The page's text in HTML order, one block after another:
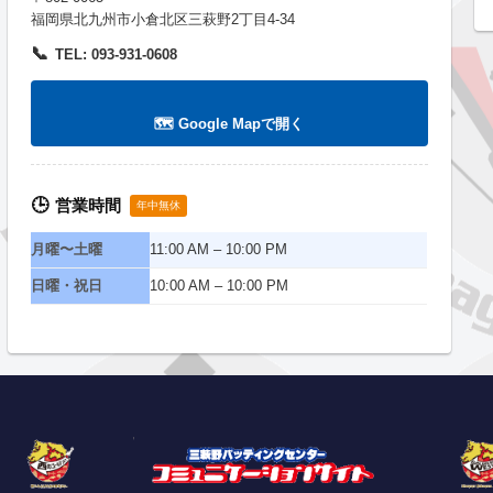
福岡県北九州市小倉北区三萩野2丁目4-34
📞 TEL: 093-931-0608
🗺️ Google Mapで開く
🕒 営業時間 年中無休
月曜〜土曜 11:00 AM – 10:00 PM
日曜・祝日 10:00 AM – 10:00 PM